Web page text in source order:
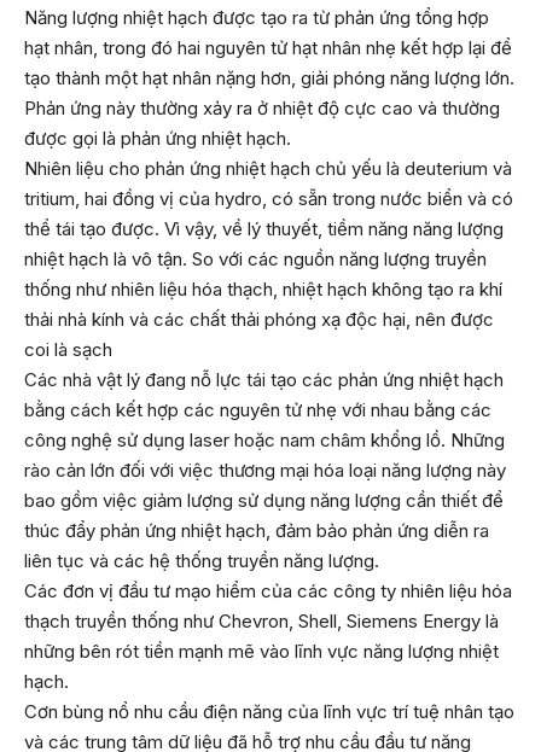
Năng lượng nhiệt hạch được tạo ra từ phản ứng tổng hợp
hạt nhân, trong đó hai nguyên tử hạt nhân nhẹ kết hợp lại để
tạo thành một hạt nhân nặng hơn, giải phóng năng lượng lớn.
Phản ứng này thường xảy ra ở nhiệt độ cực cao và thường
được gọi là phản ứng nhiệt hạch.
Nhiên liệu cho phản ứng nhiệt hạch chủ yếu là deuterium và
tritium, hai đồng vị của hydro, có sẵn trong nước biển và có
thể tái tạo được. Vì vậy, về lý thuyết, tiềm năng năng lượng
nhiệt hạch là vô tận. So với các nguồn năng lượng truyền
thống như nhiên liệu hóa thạch, nhiệt hạch không tạo ra khí
thải nhà kính và các chất thải phóng xạ độc hại, nên được
coi là sạch
Các nhà vật lý đang nỗ lực tái tạo các phản ứng nhiệt hạch
bằng cách kết hợp các nguyên tử nhẹ với nhau bằng các
công nghệ sử dụng laser hoặc nam châm khổng lồ. Những
rào cản lớn đối với việc thương mại hóa loại năng lượng này
bao gồm việc giảm lượng sử dụng năng lượng cần thiết để
thúc đẩy phản ứng nhiệt hạch, đảm bảo phản ứng diễn ra
liên tục và các hệ thống truyền năng lượng.
Các đơn vị đầu tư mạo hiểm của các công ty nhiên liệu hóa
thạch truyền thống như Chevron, Shell, Siemens Energy là
những bên rót tiền mạnh mẽ vào lĩnh vực năng lượng nhiệt
hạch.
Cơn bùng nổ nhu cầu điện năng của lĩnh vực trí tuệ nhân tạo
và các trung tâm dữ liệu đã hỗ trợ nhu cầu đầu tư năng